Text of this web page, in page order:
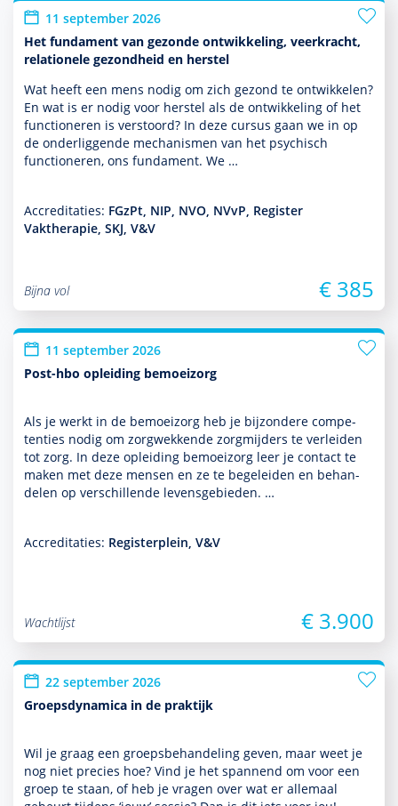
11 september 2026
Het fundament van gezonde ontwikkeling, veerkracht,
relationele gezondheid en herstel
Wat heeft een mens nodig om zich gezond te ontwik­kelen?
En wat is er nodig voor herstel als de ont­wikke­ling of het
functio­neren is verstoord? In deze cursus gaan we in op
de onderliggende mechanismen van het psychisch
functio­neren, ons fundament. We …
Accreditaties: FGzPt, NIP, NVO, NVvP, Register
Vaktherapie, SKJ, V&V
Bijna vol € 385
11 september 2026
Post-hbo opleiding bemoeizorg
Als je werkt in de bemoei­zorg heb je bijzondere compe­
ten­ties nodig om zorgwekkende zorgmijders te verleiden
tot zorg. In deze opleiding bemoei­zorg leer je contact te
maken met deze mensen en ze te bege­leiden en behan­
delen op ver­schil­lende levensgebieden. …
Accreditaties: Registerplein, V&V
Wachtlijst € 3.900
22 september 2026
Groepsdynamica in de praktijk
Wil je graag een groepsbehan­del­ing geven, maar weet je
nog niet precies hoe? Vind je het spannend om voor een
groep te staan, of heb je vragen over wat er allemaal